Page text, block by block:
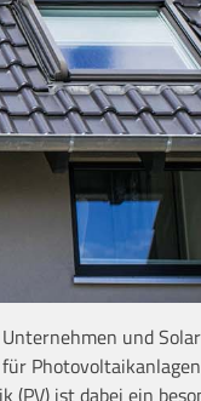
und
(PV) ist dabei ein